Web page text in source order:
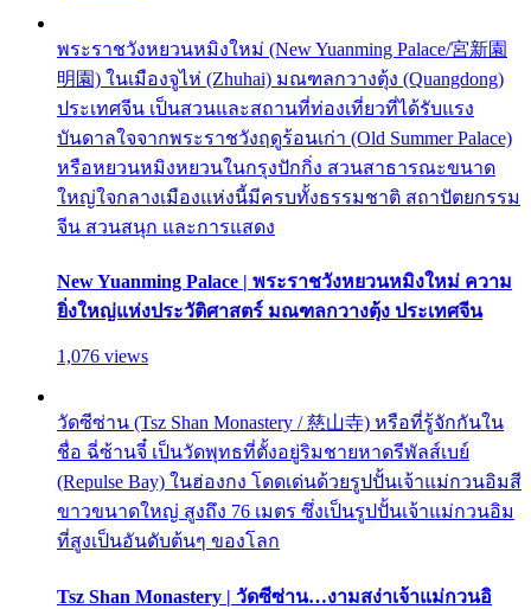
พระราชวังหยวนหมิงใหม่ (New Yuanming Palace/宮新園
明園) ในเมืองจูไห่ (Zhuhai) มณฑลกวางตุ้ง (Quangdong)
ประเทศจีน เป็นสวนและสถานที่ท่องเที่ยวที่ได้รับแรง
บันดาลใจจากพระราชวังฤดูร้อนเก่า (Old Summer Palace)
หรือหยวนหมิงหยวนในกรุงปักกิ่ง สวนสาธารณะขนาด
ใหญ่ใจกลางเมืองแห่งนี้มีครบทั้งธรรมชาติ สถาปัตยกรรม
จีน สวนสนุก และการแสดง
New Yuanming Palace | พระราชวังหยวนหมิงใหม่ ความ
ยิ่งใหญ่แห่งประวัติศาสตร์ มณฑลกวางตุ้ง ประเทศจีน
1,076 views
วัดซีซ่าน (Tsz Shan Monastery / 慈山寺) หรือที่รู้จักกันใน
ชื่อ ฉี่ซ้านจี๋ เป็นวัดพุทธที่ตั้งอยู่ริมชายหาดรีพัลส์เบย์
(Repulse Bay) ในฮ่องกง โดดเด่นด้วยรูปปั้นเจ้าแม่กวนอิมสี
ขาวขนาดใหญ่ สูงถึง 76 เมตร ซึ่งเป็นรูปปั้นเจ้าแม่กวนอิม
ที่สูงเป็นอันดับต้นๆ ของโลก
Tsz Shan Monastery | วัดซีซ่าน…งามสง่าเจ้าแม่กวนอิ